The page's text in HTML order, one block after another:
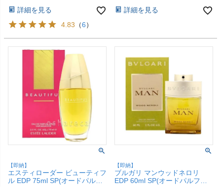
詳細を見る
4.83 （6）
詳細を見る
【即納】
エスティローダー ビューティフ
ル EDP 75ml SP(オードパルフ
【即納】
ブルガリ マンウッドネロリ
EDP 60ml SP(オードパルファ